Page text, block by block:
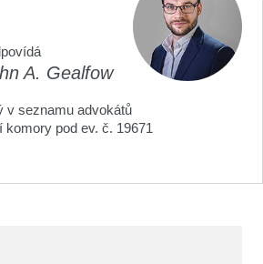
A. Gealfow
v seznamu advokátů
komory pod ev. č. 19671